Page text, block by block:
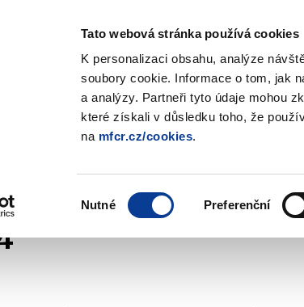
Tato webová stránka používá cookies
K personalizaci obsahu, analýze
soubory cookie. Informace o tom, jak
a analýzy. Partneři tyto údaje mohou
které získali v důsledku toho, že
na mfcr.cz/cookies.
Nutné Preferenční
submenu
submenu
politika